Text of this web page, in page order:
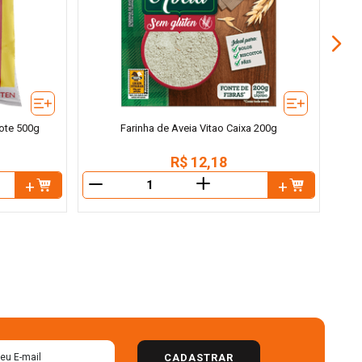
500g Farinha de Aveia Vitao Caixa 200g
R$ 12,18
＋
CADASTRAR